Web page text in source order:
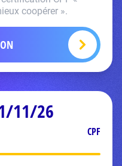
coopérer ».
11/26
CPF